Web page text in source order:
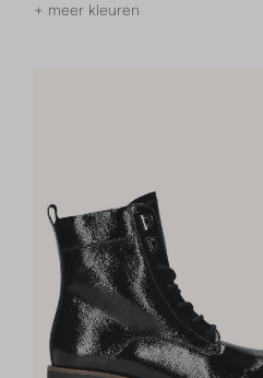
+ meer kleuren